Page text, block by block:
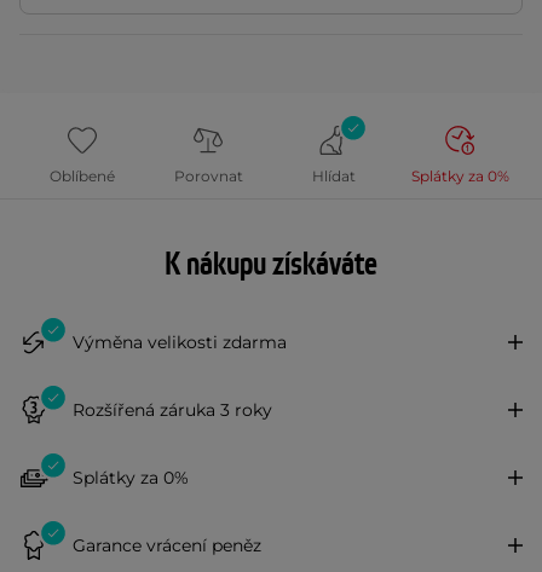
Oblíbené Porovnat Hlídat Splátky za 0%
K nákupu získáváte
Výměna velikosti zdarma
Rozšířená záruka 3 roky
Splátky za 0%
Garance vrácení peněz